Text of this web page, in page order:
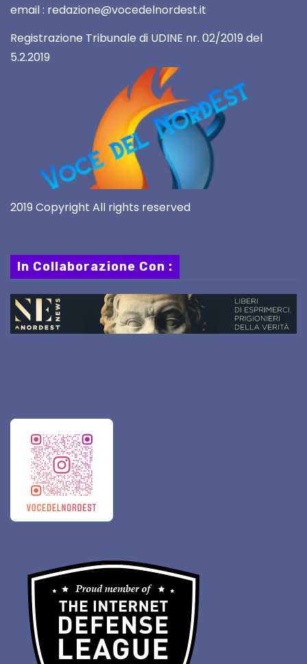
email : redazione@vocedelnordest.it
Registrazione Tribunale di UDINE nr. 02/2019 del
5.2.2019
2019 Copyright All rights reserved
In Collaborazione Con :